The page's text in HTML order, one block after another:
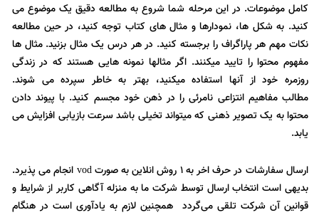
کامل موضوعات. در این مرحله شما شروع به مطالعه دقیق یک موضوع می
کنید. به شکل ها، نمودارها و مثال های کتاب توجه کنید، در حین مطالعه
نکات مهم هر پاراگراف را برجسته کنید. در هر درس یک مثال بزنید. مثال ها
مفهوم محتوا را تایید میکنند. اگر مثالها نمونه هایی هستند که در زندگی
روزمره خود از آنها استفاده میکنید، بهتر به خاطر سپرده می شوند.
مطالب مفاهیم انتزاعی نامرئی را در ذهن خود مجسم کنید. با پیوند دادن
محتوا به یک تصویر ذهنی که میتواند تخیلی باشد سرعت بازیابی افزایش می
یابد.
ارسال سفارشات در حرف اخر به 1 روش انلاین به صورت vod انجام می پذیرد.
بدیهی است انتخاب ارسال توسط شرکت ما به منزله آگاهی کاربر از شرایط و
قوانین آن شرکت تلقی می‌گردد همچنین لازم به یادآوری است در هنگام